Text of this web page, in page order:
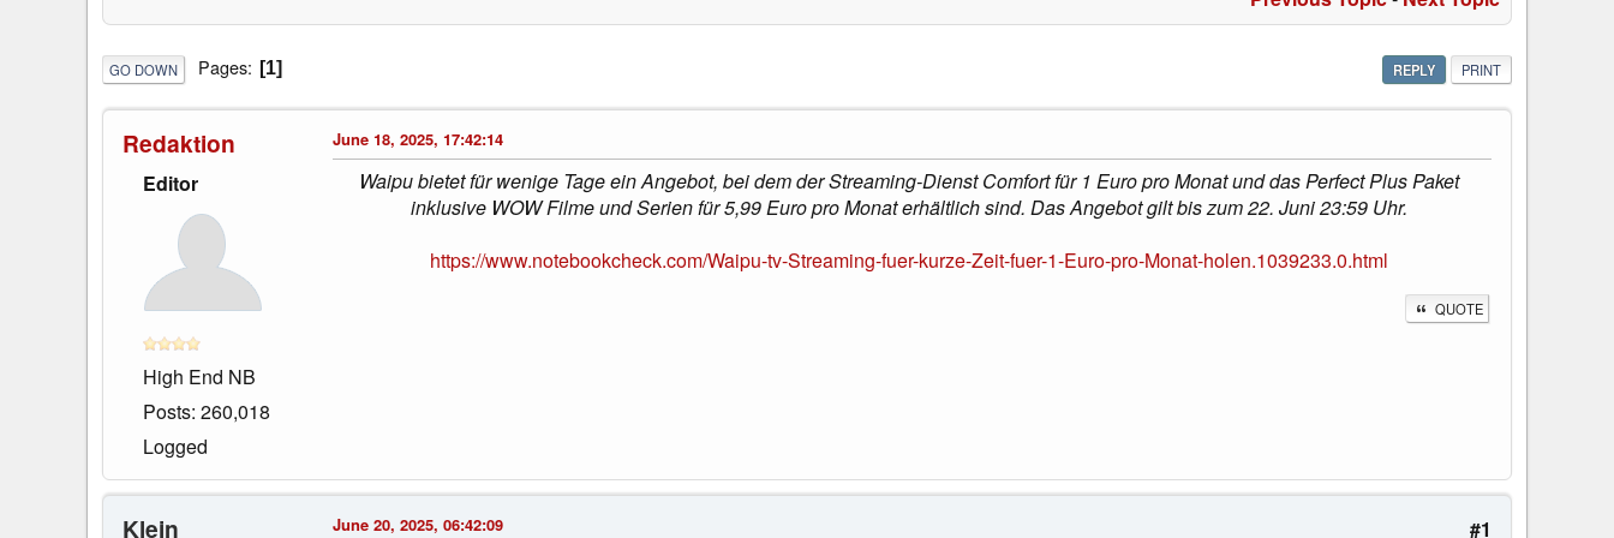
REPLY PRINT
GO DOWN Pages 1
Redaktion
Editor
High End NB
Posts: 260,018
Logged
June 18, 2025, 17:42:14
Waipu bietet für wenige Tage ein Angebot, bei dem der Streaming-Dienst Comfort für 1 Euro pro Monat und das Perfect Plus Paket
inklusive WOW Filme und Serien für 5,99 Euro pro Monat erhältlich sind. Das Angebot gilt bis zum 22. Juni 23:59 Uhr.
https://www.notebookcheck.com/Waipu-tv-Streaming-fuer-kurze-Zeit-fuer-1-Euro-pro-Monat-holen.1039233.0.html
QUOTE
Klein #1
June 20, 2025, 06:42:09